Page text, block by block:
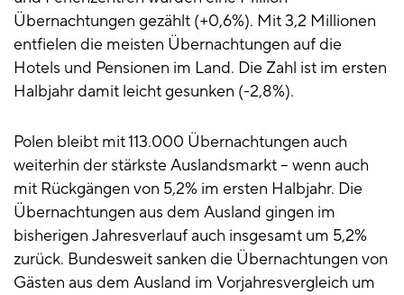
Übernachtungen gezählt (+0,6%). Mit 3,2 Millionen
entfielen die meisten Übernachtungen auf die
Hotels und Pensionen im Land. Die Zahl ist im ersten
Halbjahr damit leicht gesunken (-2,8%).
Polen bleibt mit 113.000 Übernachtungen auch
weiterhin der stärkste Auslandsmarkt – wenn auch
mit Rückgängen von 5,2% im ersten Halbjahr. Die
Übernachtungen aus dem Ausland gingen im
bisherigen Jahresverlauf auch insgesamt um 5,2%
zurück. Bundesweit sanken die Übernachtungen von
Gästen aus dem Ausland im Vorjahresvergleich um